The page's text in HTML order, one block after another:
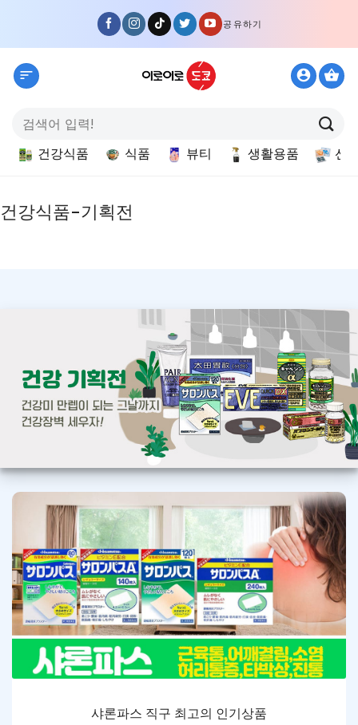
content
공유하기
색:
건강식품 식품 뷰티 생활용품 선
건강식품-기획전
샤론파스 직구 최고의 인기상품